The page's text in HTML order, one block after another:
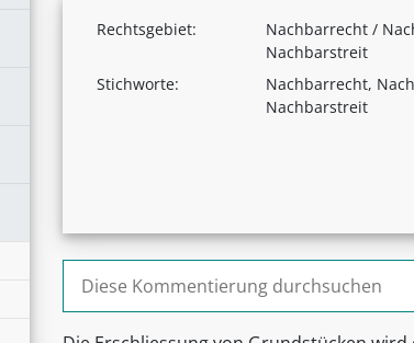
Rechtsgebiet:
Nachbarrecht /
Nachbarstreit
Stichworte:
Nachbarrecht,
Nachbarstreit
Suchen nach: